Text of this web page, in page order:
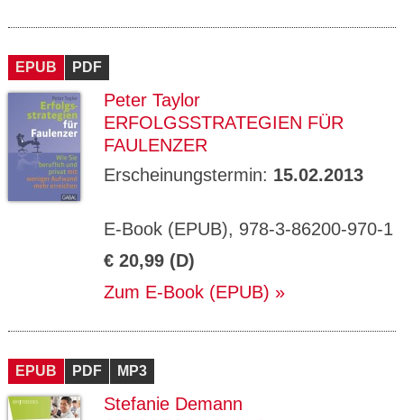
EPUB PDF
Peter Taylor
ERFOLGSSTRATEGIEN FÜR
FAULENZER
Erscheinungstermin: 15.02.2013
E-Book (EPUB), 978-3-86200-970-1
€ 20,99 (D)
Zum E-Book (EPUB)
EPUB PDF MP3
Stefanie Demann